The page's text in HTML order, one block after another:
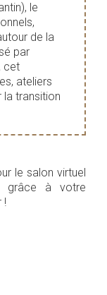
le
de la
par
cet
ateliers
transition
le salon virtuel
grâce à votre
!